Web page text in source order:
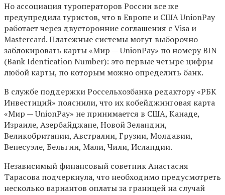
Но ассоциация туроператоров России все же
предупредила туристов, что в Европе и США UnionPay
работает через двусторонние соглашения с Visa и
Mastercard. Платежные системы могут выборочно
заблокировать карты «Мир — UnionPay» по номеру BIN
(Bank Identication Number): это первые четыре цифры
любой карты, по которым можно определить банк.
В службе поддержки Россельхозбанка редактору «РБК
Инвестиций» пояснили, что их кобейджинговая карта
«Мир — UnionPay» не принимается в США, Канаде,
Израиле, Азербайджане, Новой Зеландии,
Великобритании, Австралии, Грузии, Молдавии,
Венесуэле, Бельгии, Мали, Чили, Исландии.
Независимый финансовый советник Анастасия
Тарасова подчеркнула, что необходимо предусмотреть
несколько вариантов оплаты за границей на случай